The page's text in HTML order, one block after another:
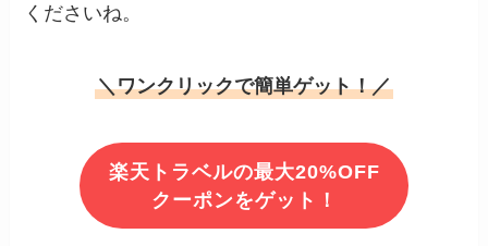
くださいね。
＼ワンクリックで簡単ゲット！／
楽天トラベルの最大20%OFF
クーポンをゲット！